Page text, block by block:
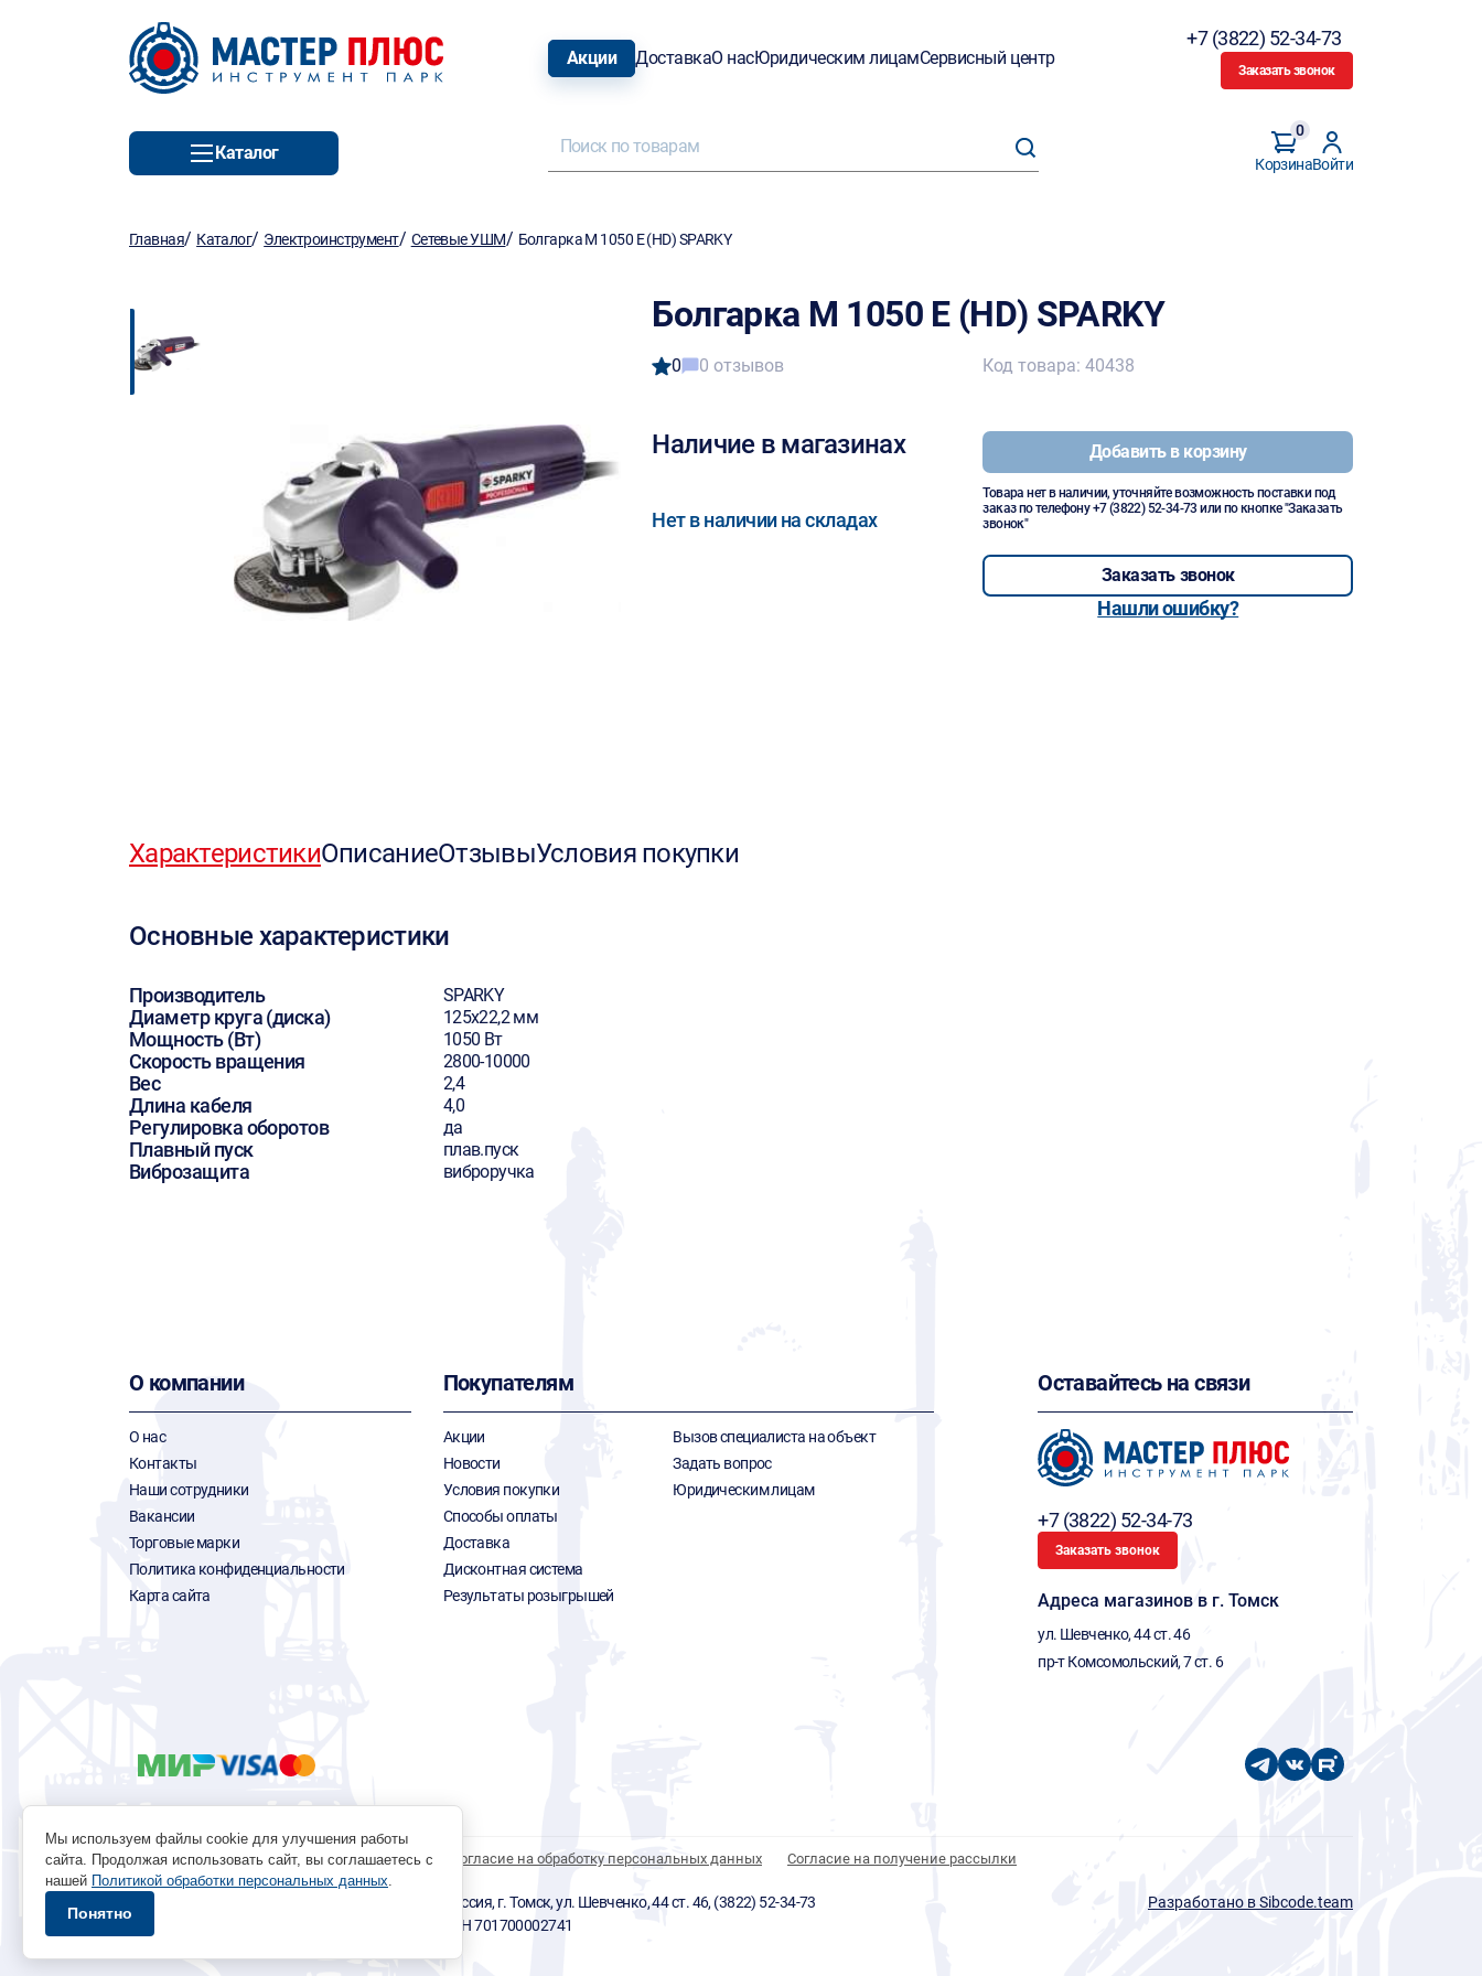
Акции ДоставкаО насЮридическим лицамСервисный центр
+7 (3822) 52-34-73
Заказать звонок
Каталог
Корзина
0
Войти
Главная/ Каталог/ Электроинструмент/ Сетевые УШМ/ Болгарка M 1050 E (HD) SPARKY
Болгарка M 1050 E (HD) SPARKY
0 0 отзывов
Наличие в магазинах
Нет в наличии на складах
Код товара: 40438
Добавить в корзину
Товара нет в наличии, уточняйте возможность поставки под
заказ по телефону+7 (3822) 52-34-73 или по кнопке "Заказать
звонок"
Заказать звонок
Нашли ошибку?
ХарактеристикиОписаниеОтзывыУсловия покупки
Основные характеристики
Производитель SPARKY
Диаметр круга (диска) 125х22,2 мм
Мощность (Вт) 1050 Вт
Скорость вращения 2800-10000
Вес 2,4
Длина кабеля 4,0
Регулировка оборотов да
Плавный пуск плав.пуск
Виброзащита виброручка
О компании
О нас
Контакты
Наши сотрудники
Вакансии
Торговые марки
Политика конфиденциальности
Карта сайта
Покупателям
Акции
Новости
Условия покупки
Способы оплаты
Доставка
Дисконтная система
Результаты розыгрышей
Вызов специалиста на объект
Задать вопрос
Юридическим лицам
Оставайтесь на связи
+7 (3822) 52-34-73
Заказать звонок
Адреса магазинов в г. Томск
ул. Шевченко, 44 ст. 46
пр-т Комсомольский, 7 ст. 6
Политика обработки персональных данных Согласие на обработку персональных данных Согласие на получение рассылки
© 1996 - 2026 инструмент парк «Мастер Плюс» Россия, г. Томск, ул. Шевченко, 44 ст. 46, (3822) 52-34-73
okp@masterplus.tomsk.ru ИП Брусницын Д.Н. ИНН 701700002741
Разработано в Sibcode.team
Мы используем файлы cookie для улучшения работы
сайта. Продолжая использовать сайт, вы соглашаетесь с
нашей Политикой обработки персональных данных.
Понятно